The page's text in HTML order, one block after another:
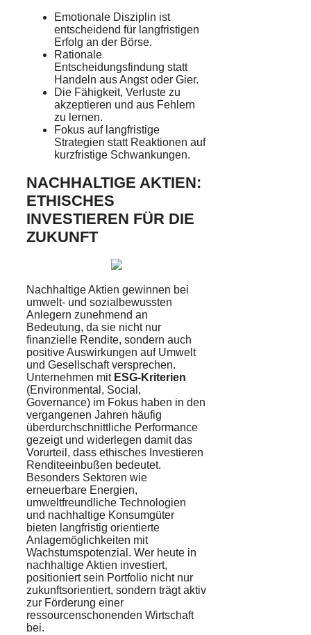
Emotionale Disziplin ist
entscheidend für langfristigen
Erfolg an der Börse.
Rationale
Entscheidungsfindung statt
Handeln aus Angst oder Gier.
Die Fähigkeit, Verluste zu
akzeptieren und aus Fehlern
zu lernen.
Fokus auf langfristige
Strategien statt Reaktionen auf
kurzfristige Schwankungen.
NACHHALTIGE AKTIEN:
ETHISCHES
INVESTIEREN FÜR DIE
ZUKUNFT
Nachhaltige Aktien gewinnen bei
umwelt- und sozialbewussten
Anlegern zunehmend an
Bedeutung, da sie nicht nur
finanzielle Rendite, sondern auch
positive Auswirkungen auf Umwelt
und Gesellschaft versprechen.
Unternehmen mit ESG-Kriterien
(Environmental, Social,
Governance) im Fokus haben in den
vergangenen Jahren häufig
überdurchschnittliche Performance
gezeigt und widerlegen damit das
Vorurteil, dass ethisches Investieren
Renditeeinbußen bedeutet.
Besonders Sektoren wie
erneuerbare Energien,
umweltfreundliche Technologien
und nachhaltige Konsumgüter
bieten langfristig orientierte
Anlagemöglichkeiten mit
Wachstumspotenzial. Wer heute in
nachhaltige Aktien investiert,
positioniert sein Portfolio nicht nur
zukunftsorientiert, sondern trägt aktiv
zur Förderung einer
ressourcenschonenden Wirtschaft
bei.